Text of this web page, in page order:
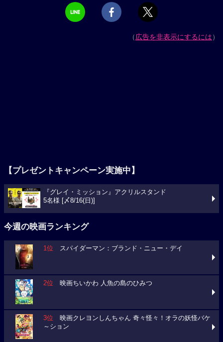
（広告を非表示にするには）
【プレゼントキャンペーン実施中】
『グレイ・ミッション』アクリルスタンド
5名様 [〆8/16(日)]
今週の映画ランキング
1位 スパイダーマン：ブランド・ニュー・デイ
2位 映画ちいかわ 人魚の島のひみつ
3位 映画クレヨンしんちゃん 奇々怪々！オラの妖怪バケ
～ション